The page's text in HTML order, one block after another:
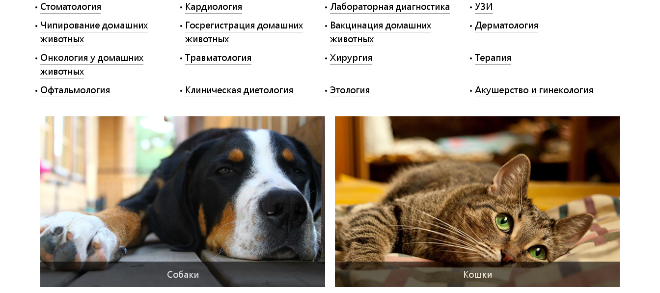
Стоматология
Кардиология Лабораторная диагностика
УЗИ
Чипирование домашних
животных
Госрегистрация домашних
животных
Вакцинация домашних
животных
Дерматология
Онкология у домашних
животных
Травматология Хирургия Терапия
Офтальмология Клиническая диетология Этология Акушерство и гинекология
Собаки Кошки